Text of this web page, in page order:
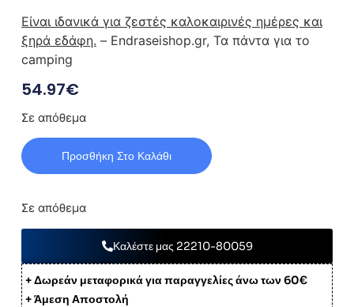
Είναι ιδανικά για ζεστές καλοκαιρινές ημέρες και
ξηρά εδάφη. – Endraseishop.gr, Τα πάντα για το
camping
54.97€
Σε απόθεμα
Προσθήκη Στο Καλάθι
Σε απόθεμα
Καλέστε μας 22210-80059
+ Δωρεάν μεταφορικά για παραγγελίες άνω των 60€
+ Άμεση Αποστολή